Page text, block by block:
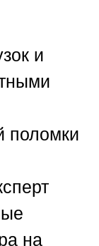
и
поломки
на